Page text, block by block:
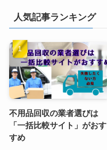
人気記事ランキング
不用品回収の業者選びは
「一括比較サイト」がおす
すめ